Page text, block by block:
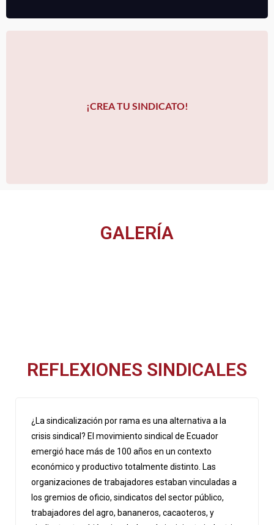
¡CREA TU SINDICATO!
VER MÁS
GALERÍA
REFLEXIONES SINDICALES
¿La sindicalización por rama es una alternativa a la
crisis sindical? El movimiento sindical de Ecuador
emergió hace más de 100 años en un contexto
económico y productivo totalmente distinto. Las
organizaciones de trabajadores estaban vinculadas a
los gremios de oficio, sindicatos del sector público,
trabajadores del agro, bananeros, cacaoteros, y